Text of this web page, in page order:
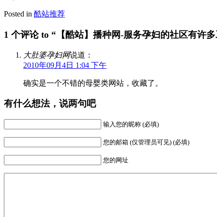
Posted in 酷站推荐
1 个评论 to “【酷站】播种网-服务孕妇的社区有许
大肚婆孕妇网说道：
2010年09月4日 1:04 下午
确实是一个不错的母婴类网站，收藏了。
有什么想法，说两句吧
输入您的昵称 (必填)
您的邮箱 (仅管理员可见) (必填)
您的网址